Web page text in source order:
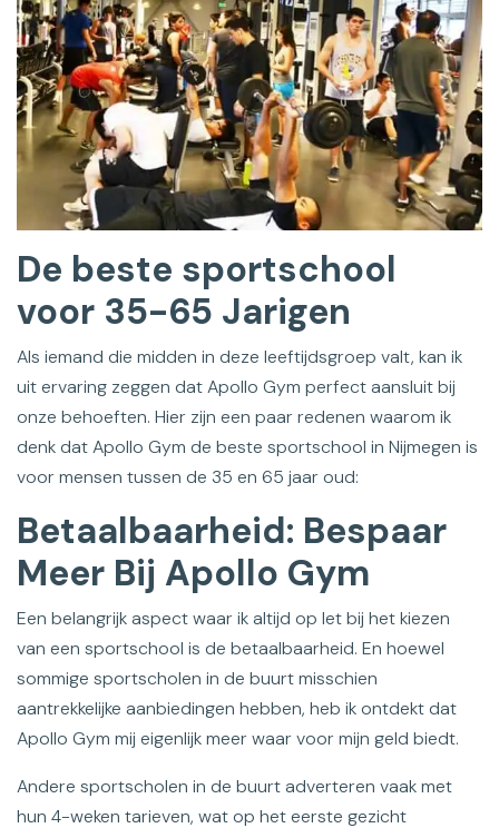
De beste sportschool
voor 35-65 Jarigen
Als iemand die midden in deze leeftijdsgroep valt, kan ik
uit ervaring zeggen dat Apollo Gym perfect aansluit bij
onze behoeften. Hier zijn een paar redenen waarom ik
denk dat Apollo Gym de beste sportschool in Nijmegen is
voor mensen tussen de 35 en 65 jaar oud:
Betaalbaarheid: Bespaar
Meer Bij Apollo Gym
Een belangrijk aspect waar ik altijd op let bij het kiezen
van een sportschool is de betaalbaarheid. En hoewel
sommige sportscholen in de buurt misschien
aantrekkelijke aanbiedingen hebben, heb ik ontdekt dat
Apollo Gym mij eigenlijk meer waar voor mijn geld biedt.
Andere sportscholen in de buurt adverteren vaak met
hun 4-weken tarieven, wat op het eerste gezicht